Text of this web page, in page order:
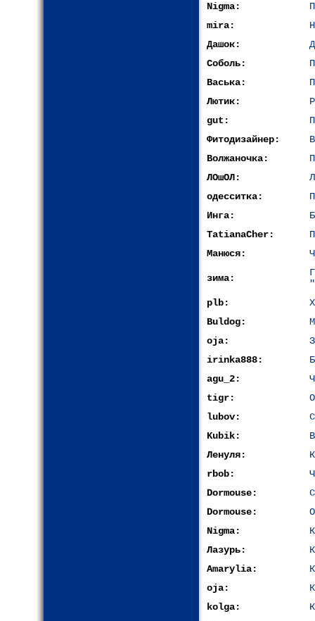
Nigma:
mira:
Дашок:
Соболь:
Васька:
Лютик:
gut:
Фитодизайнер:
Волжаночка:
ЛОшОЛ:
одесситка:
Инга:
TatianaCher:
Манюся:
зима:
plb:
Buldog:
oja:
irinka888:
agu_2:
tigr:
lubov:
Kubik:
Ленуля:
rbob:
Dormouse:
Dormouse:
Nigma:
Лазурь:
Amarylia:
oja:
kolga: